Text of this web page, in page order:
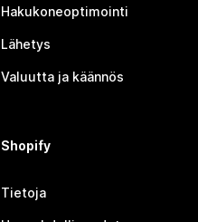
Hakukoneoptimointi
Lähetys
Valuutta ja käännös
Shopify
Tietoja